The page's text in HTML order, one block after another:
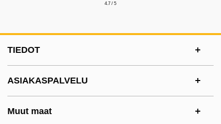
4.7 / 5
TIEDOT
ASIAKASPALVELU
Muut maat